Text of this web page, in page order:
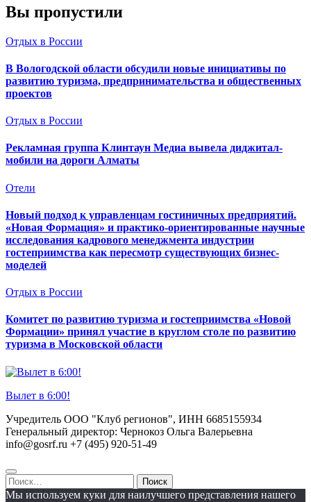
Вы пропустили
Отдых в России
В Вологодской области обсудили новые инициативы по
развитию туризма, предпринимательства и общественных
проектов
Отдых в России
Рекламная группа Клинтаун Медиа вывела диджитал-
мобили на дороги Алматы
Отели
Новый подход к управленцам гостиничных предприятий.
«Новая Формация» и практико-ориентированные научные
исследования кадрового менеджмента индустрии
гостеприимства как пересмотр существующих бизнес-
моделей
Отдых в России
Комитет по развитию туризма и гостеприимства «Новой
Формации» принял участие в круглом столе по развитию
туризма в Московской области
Вылет в 6:00!
Учредитель ООО "Клуб регионов", ИНН 6685155934
Генеральный директор: Чернокоз Ольга Валерьевна
info@gosrf.ru +7 (495) 920-51-49
Найти:
Мы используем куки для наилучшего представления нашего